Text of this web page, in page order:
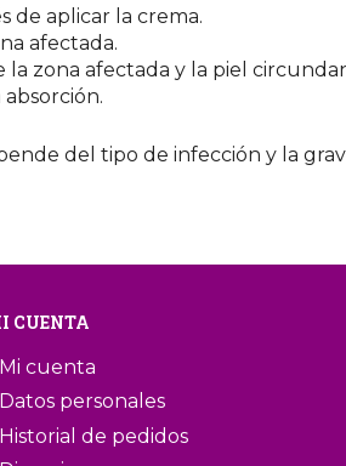
de aplicar la crema.
afectada.
zona afectada y la piel
del tipo de infección y la
CUENTA
Mi cuenta
Datos personales
Historial de pedidos